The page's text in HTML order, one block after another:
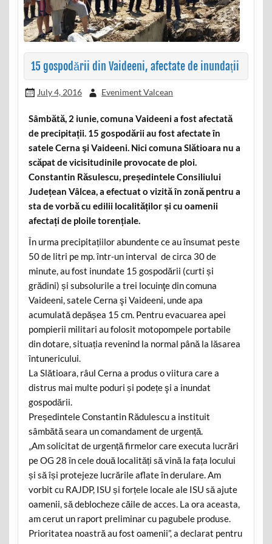
15 gospodării din Vaideeni, afectate de inundații
July 4, 2016 Eveniment Valcean
Sâmbătă, 2 iunie, comuna Vaideeni a fost afectată
de precipitații. 15 gospodării au fost afectate în
satele Cerna şi Vaideeni. Nici comuna Slătioara nu a
scăpat de vicisitudinile provocate de ploi.
Constantin Răsulescu, președintele Consiliului
Județean Vâlcea, a efectuat o vizită în zonă pentru a
sta de vorbă cu edilii localităților și cu oamenii
afectați de ploile torențiale.
În urma precipitațiilor abundente ce au însumat peste
50 de litri pe mp. într-un interval de circa 30 de
minute, au fost inundate 15 gospodării (curti și
grădini) și subsolurile a trei locuinţe din comuna
Vaideeni, satele Cerna şi Vaideeni, unde apa
acumulată depășea 15 cm. Pentru evacuarea apei
pompierii militari au folosit motopompele portabile
din dotare, situația revenind la normal până la lăsarea
întunericului.
La Slătioara, râul Cerna a produs o viitura care a
distrus mai multe poduri și podețe şi a inundat
gospodării.
Președintele Constantin Rădulescu a instituit
sâmbătă seara un comandament de urgență.
„Am solicitat de urgență firmelor care executa lucrări
pe OG 28 în cele două localități să vină la fața locului
și să își protejeze lucrările aflate în derulare. Am
vorbit cu RAJDP, ISU și forțele locale ale ISU să ajute
oamenii, să deblocheze căile de acces. La ora aceasta,
am cerut un raport preliminar cu pagubele produse.
Prioritatea noastră au fost oamenii”, a declarat pentru